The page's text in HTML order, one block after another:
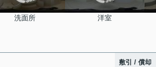
洗面所 洋室
敷引 / 償却